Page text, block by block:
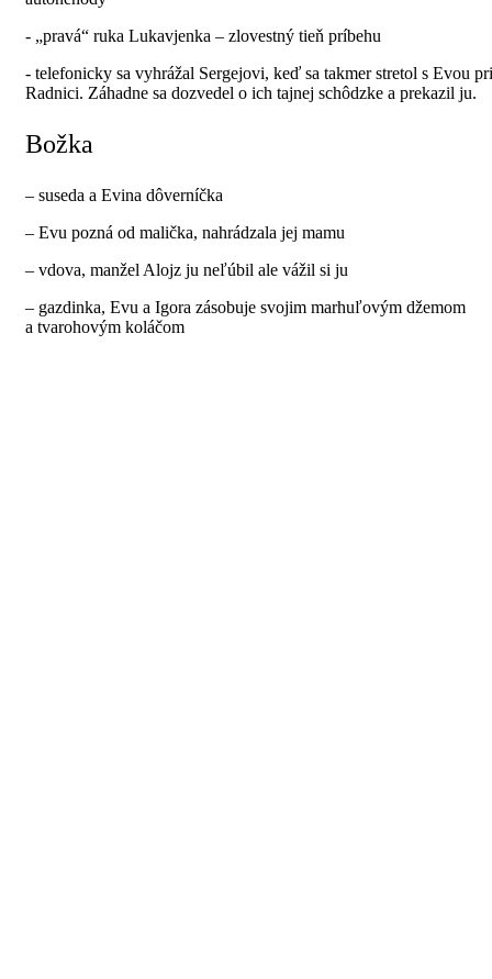
- „pravá“ ruka Lukavjenka – zlovestný tieň príbehu
- telefonicky sa vyhrážal Sergejovi, keď sa takmer stretol s Evou pri
Radnici. Záhadne sa dozvedel o ich tajnej schôdzke a prekazil ju.
Božka
– suseda a Evina dôverníčka
– Evu pozná od malička, nahrádzala jej mamu
– vdova, manžel Alojz ju neľúbil ale vážil si ju
– gazdinka, Evu a Igora zásobuje svojim marhuľovým džemom
a tvarohovým koláčom